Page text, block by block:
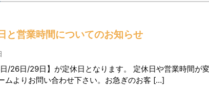
と営業時間についてのお知らせ
/26日/29日】が定休日となります。 定休日や営業時間が
ムよりお問い合わせ下さい。お急ぎのお客 […]